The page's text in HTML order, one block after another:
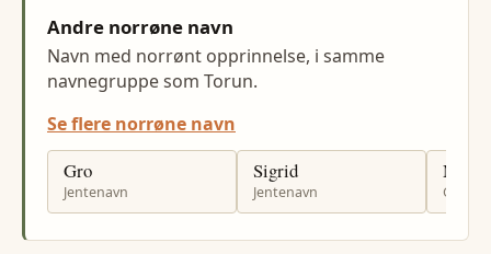
Andre norrøne navn
Navn med norrønt opprinnelse, i samme
navnegruppe som Torun.
Se flere norrøne navn
Gro
Jentenavn
Sigrid
Jentenavn
Magne